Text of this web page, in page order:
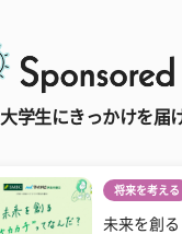
大学生にきっかけを届
将来を考える
未来を創